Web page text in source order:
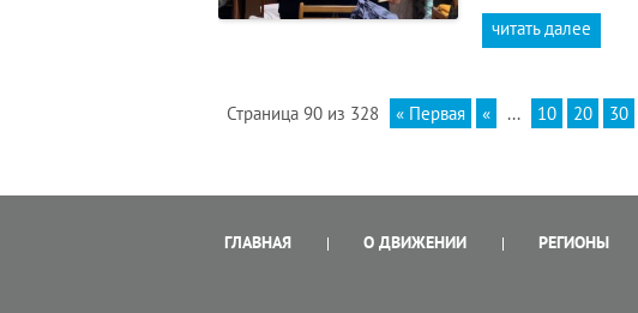
читать далее
Страница 90 из 328 « Первая « ... 10 20 30
ГЛАВНАЯ О ДВИЖЕНИИ РЕГИОНЫ